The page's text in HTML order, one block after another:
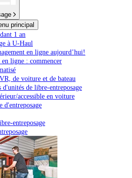
principal
1 an
à U-Haul
en ligne aujourd’hui!
en ligne : commencer
de voiture et de bateau
d'unités de libre-entreposage
accessible en voiture
d'entreposage
entreposage